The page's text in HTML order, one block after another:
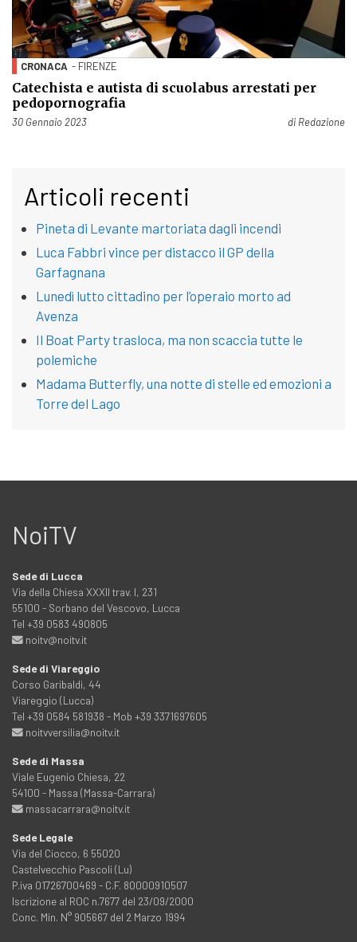
CRONACA - FIRENZE
Catechista e autista di scuolabus arrestati per
pedopornografia
Pubblicato il
30 Gennaio 2023 di Redazione
Articoli recenti
Pineta di Levante martoriata dagli incendi
Luca Fabbri vince per distacco il GP della
Garfagnana
Lunedì lutto cittadino per l’operaio morto ad
Avenza
Il Boat Party trasloca, ma non scaccia tutte le
polemiche
Madama Butterfly, una notte di stelle ed emozioni a
Torre del Lago
NoiTV
Sede di Lucca
Via della Chiesa XXXII trav. I, 231
55100 - Sorbano del Vescovo, Lucca
Tel +39 0583 490805
noitv@noitv.it
Sede di Viareggio
Corso Garibaldi, 44
Viareggio (Lucca)
Tel +39 0584 581938 - Mob +39 3371697605
noitvversilia@noitv.it
Sede di Massa
Viale Eugenio Chiesa, 22
54100 - Massa (Massa-Carrara)
massacarrara@noitv.it
Sede Legale
Via del Ciocco, 6 55020
Castelvecchio Pascoli (Lu)
P.iva 01726700469 - C.F. 80000910507
Iscrizione al ROC n.7677 del 23/09/2000
Conc. Min. N° 905667 del 2 Marzo 1994